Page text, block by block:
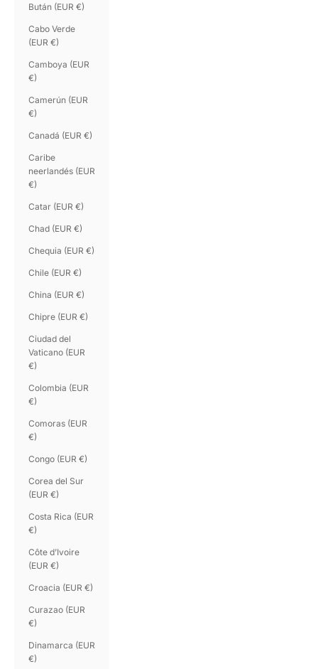
Bután (EUR €)
Cabo Verde
(EUR €)
Camboya (EUR
€)
Camerún (EUR
€)
Canadá (EUR €)
Caribe
neerlandés (EUR
€)
Catar (EUR €)
Chad (EUR €)
Chequia (EUR €)
Chile (EUR €)
China (EUR €)
Chipre (EUR €)
Ciudad del
Vaticano (EUR
€)
Colombia (EUR
€)
Comoras (EUR
€)
Congo (EUR €)
Corea del Sur
(EUR €)
Costa Rica (EUR
€)
Côte d’Ivoire
(EUR €)
Croacia (EUR €)
Curazao (EUR
€)
Dinamarca (EUR
€)